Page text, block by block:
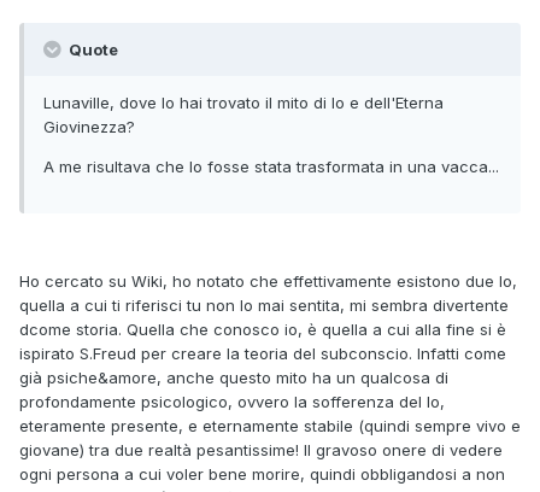
Quote
Lunaville, dove lo hai trovato il mito di Io e dell'Eterna
Giovinezza?
A me risultava che Io fosse stata trasformata in una vacca...
Ho cercato su Wiki, ho notato che effettivamente esistono due Io,
quella a cui ti riferisci tu non lo mai sentita, mi sembra divertente
dcome storia. Quella che conosco io, è quella a cui alla fine si è
ispirato S.Freud per creare la teoria del subconscio. Infatti come
già psiche&amore, anche questo mito ha un qualcosa di
profondamente psicologico, ovvero la sofferenza del Io,
eteramente presente, e eternamente stabile (quindi sempre vivo e
giovane) tra due realtà pesantissime! Il gravoso onere di vedere
ogni persona a cui voler bene morire, quindi obbligandosi a non